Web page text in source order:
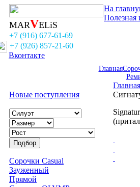
MARVELiS
+7 (916) 677-61-69
+7 (926) 857-21-60
Вконтакте
На
Полезная
Главная
Новые поступления
Сорочки Casual
Зауженный
Прямой
Главная